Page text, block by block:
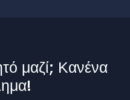
μαζί; Κανένα